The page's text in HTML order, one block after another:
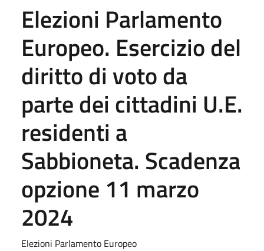
Elezioni Parlamento
Europeo. Esercizio del
diritto di voto da
parte dei cittadini U.E.
residenti a
Sabbioneta. Scadenza
opzione 11 marzo
2024
Elezioni Parlamento Europeo